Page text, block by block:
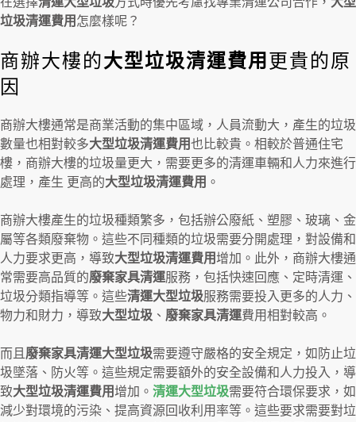
垃圾清運費用 怎麼樣呢？
商辦大樓的大型垃圾清運費用 更貴的原
因
商辦大樓通常是商業活動的集中區域，人員流動大，產生的垃圾
數量也相對較多大型垃圾清運費用也比較貴。相較於普通住宅
樓，商辦大樓的垃圾量更大，需要更多的清運車輛和人力來進行
處理，產生 更高的大型垃圾清運費用 。
商辦大樓產生的垃圾種類繁多，包括辦公廢紙、塑膠、玻璃、金
屬等各類廢棄物。這些不同種類的垃圾需要分開處理，對設備和
人力要求更高，導致大型垃圾清運費用增加。此外，商辦大樓通
常需要高品質的廢棄家具清運服務，包括快速回應、定時清運、
垃圾分類指導等。這些清運大型垃圾服務需要投入更多的人力、
物力和財力，導致大型垃圾 、 廢棄家具清運費用相對較高。
而且 廢棄家具清運大型垃圾需要遵守嚴格的安全規定，如防止垃
圾墜落、防火等。這些規定需要額外的安全設備和人力投入，導
致大型垃圾清運費用增加。 清運大型垃圾需要符合環保要求，如
減少對環境的污染、提高資源回收利用率等。這些要求需要對垃